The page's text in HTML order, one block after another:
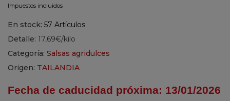
Impuestos incluidos
En stock: 57 Artículos
Detalle: 17,69€/kilo
Categoría: Salsas agridulces
Origen: TAILANDIA
Fecha de caducidad próxima: 13/01/2026